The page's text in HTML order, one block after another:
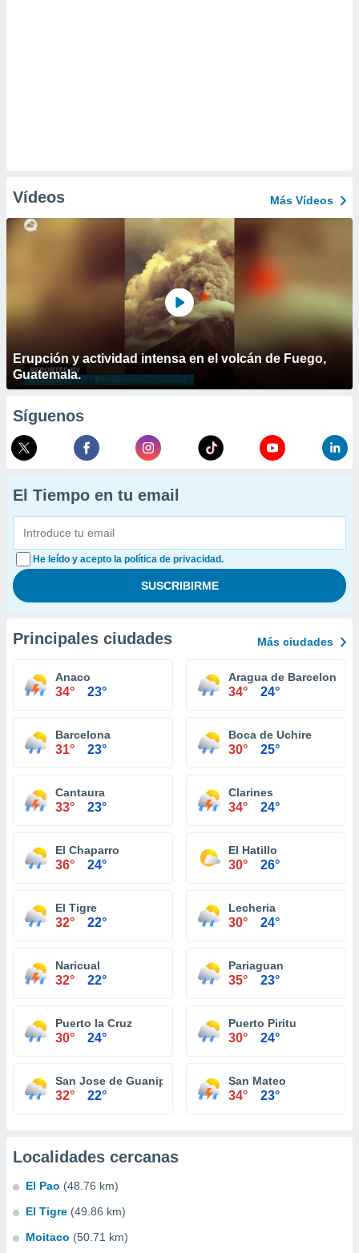
Vídeos Más Vídeos
Erupción y actividad intensa en el volcán de Fuego,
Guatemala.
Síguenos
El Tiempo en tu email
He leído y acepto la política de privacidad.
Principales ciudades Más ciudades
Anaco
34° 23°
Aragua de Barcelona
34° 24°
Barcelona
31° 23°
Boca de Uchire
30° 25°
Cantaura
33° 23°
Clarines
34° 24°
El Chaparro
36° 24°
El Hatillo
30° 26°
El Tigre
32° 22°
Lecheria
30° 24°
Naricual
32° 22°
Pariaguan
35° 23°
Puerto la Cruz
30° 24°
Puerto Piritu
30° 24°
San Jose de Guanipa
32° 22°
San Mateo
34° 23°
Localidades cercanas
El Pao (48.76 km)
El Tigre (49.86 km)
Moitaco (50.71 km)